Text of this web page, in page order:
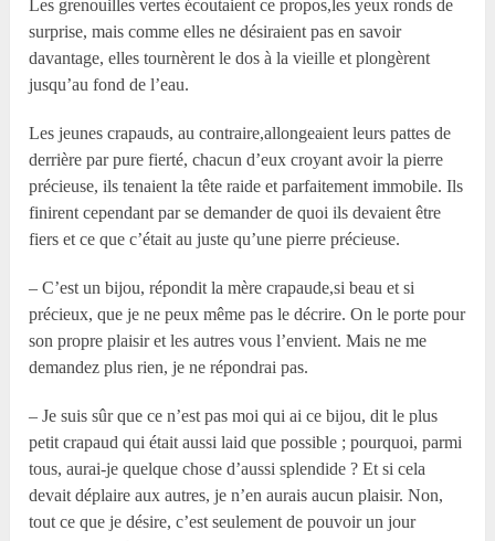
Les grenouilles vertes écoutaient ce propos,les yeux ronds de
surprise, mais comme elles ne désiraient pas en savoir
davantage, elles tournèrent le dos à la vieille et plongèrent
jusqu’au fond de l’eau.
Les jeunes crapauds, au contraire,allongeaient leurs pattes de
derrière par pure fierté, chacun d’eux croyant avoir la pierre
précieuse, ils tenaient la tête raide et parfaitement immobile. Ils
finirent cependant par se demander de quoi ils devaient être
fiers et ce que c’était au juste qu’une pierre précieuse.
– C’est un bijou, répondit la mère crapaude,si beau et si
précieux, que je ne peux même pas le décrire. On le porte pour
son propre plaisir et les autres vous l’envient. Mais ne me
demandez plus rien, je ne répondrai pas.
– Je suis sûr que ce n’est pas moi qui ai ce bijou, dit le plus
petit crapaud qui était aussi laid que possible ; pourquoi, parmi
tous, aurai-je quelque chose d’aussi splendide ? Et si cela
devait déplaire aux autres, je n’en aurais aucun plaisir. Non,
tout ce que je désire, c’est seulement de pouvoir un jour